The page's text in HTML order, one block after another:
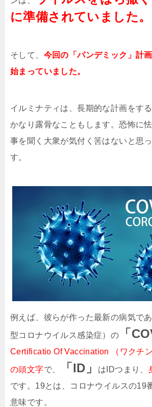
に準備されていました。
そして、 今回の「パンデミック」計
始まっていました。
イルミナティは、長期的な計画をす
かなり露骨なこともします。恐怖に
事を聞く大衆が気付く筈はないと思
す。
例えば、彼らが作った最新の病気で
型コロナウイルス感染症）の 「
Certificatio Of Vaccination （ワクチン
の頭文字で、 「ID」 はIDつまり、
です。19とは、コロナウイルスの19
意味です。